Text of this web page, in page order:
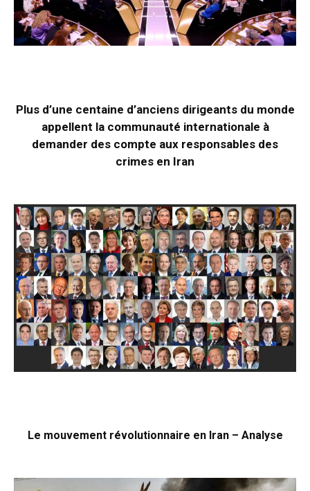
Plus d’une centaine d’anciens dirigeants du monde
appellent la communauté internationale à
demander des compte aux responsables des
crimes en Iran
Le mouvement révolutionnaire en Iran – Analyse